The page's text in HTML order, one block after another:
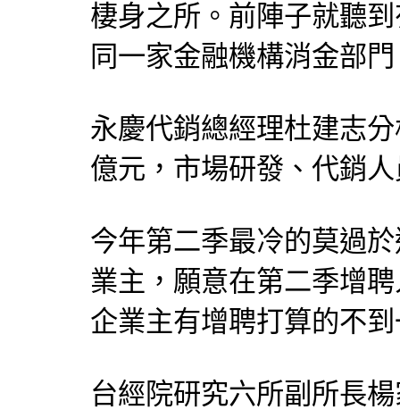
棲身之所。前陣子就聽
同一家金融機構消金部
永慶代銷總經理杜建志
億元，市場研發、代銷
今年第二季最冷的莫過
業主，願意在第二季增
企業主有增聘打算的不
台經院研究六所副所長